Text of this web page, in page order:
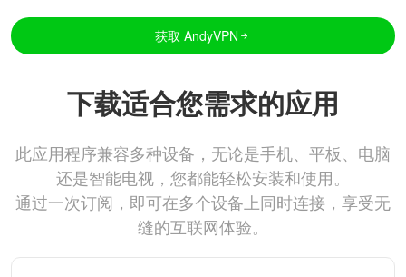
获取 AndyVPN
下载适合您需求的应用
此应用程序兼容多种设备，无论是手机、平板、电脑
还是智能电视，您都能轻松安装和使用。
通过一次订阅，即可在多个设备上同时连接，享受无
缝的互联网体验。